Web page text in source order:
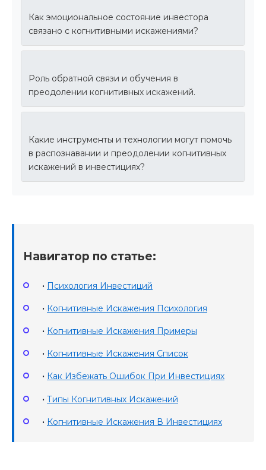
Как эмоциональное состояние инвестора
связано с когнитивными искажениями?
Роль обратной связи и обучения в
преодолении когнитивных искажений.
Какие инструменты и технологии могут помочь
в распознавании и преодолении когнитивных
искажений в инвестициях?
Навигатор по статье:
• Психология Инвестиций
• Когнитивные Искажения Психология
• Когнитивные Искажения Примеры
• Когнитивные Искажения Список
• Как Избежать Ошибок При Инвестициях
• Типы Когнитивных Искажений
• Когнитивные Искажения В Инвестициях